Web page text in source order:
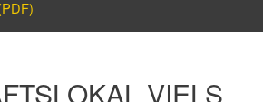
VIELS